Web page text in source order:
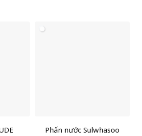
Phấn nước Sulwhasoo